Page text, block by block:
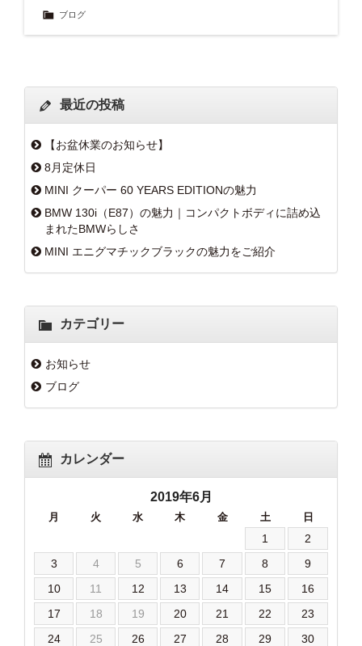
ブログ
最近の投稿
【お盆休業のお知らせ】
8月定休日
MINI クーパー 60 YEARS EDITIONの魅力
BMW 130i（E87）の魅力｜コンパクトボディに詰め込
まれたBMWらしさ
MINI エニグマチックブラックの魅力をご紹介
カテゴリー
お知らせ
ブログ
カレンダー
2019年6月
月 火 水 木 金 土 日
1
2
3
4 5 6 7 8
9
10
11 12 13 14 15
16
17
18 19 20 21 22
23
24
25 26 27 28 29
30